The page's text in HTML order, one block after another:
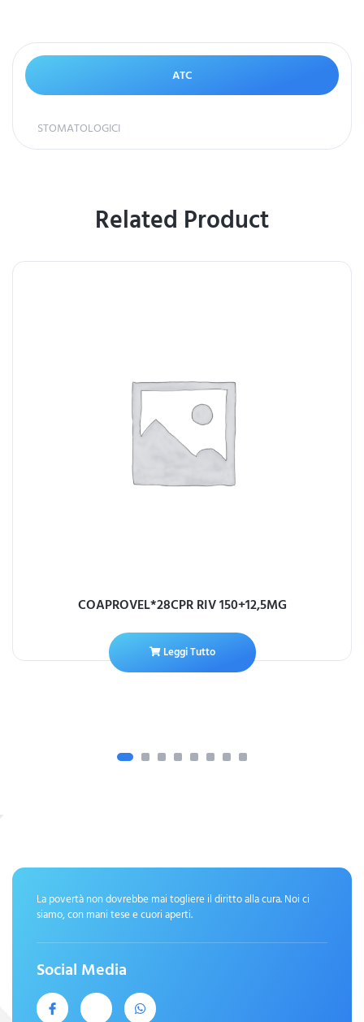
ATC
STOMATOLOGICI
Related Product
COAPROVEL*28CPR RIV 150+12,5MG
Leggi Tutto
La povertà non dovrebbe mai togliere il diritto alla cura. Noi ci
siamo, con mani tese e cuori aperti.
Social Media